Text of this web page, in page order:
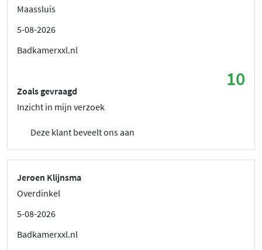
Maassluis
5-08-2026
Badkamerxxl.nl
10
Zoals gevraagd
Inzicht in mijn verzoek
Deze klant beveelt ons aan
Jeroen Klijnsma
Overdinkel
5-08-2026
Badkamerxxl.nl